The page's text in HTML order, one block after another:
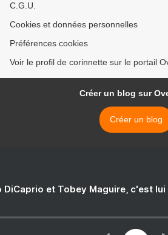
C.G.U.
Cookies et données personnelles
Préférences cookies
Voir le profil de corinnette sur le portail
Créer un blog sur
Créer un blog
DiCaprio et Tobey Maguire, c'est